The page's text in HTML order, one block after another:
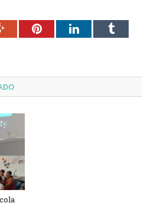
Google+PinterestLinkedInTumblr